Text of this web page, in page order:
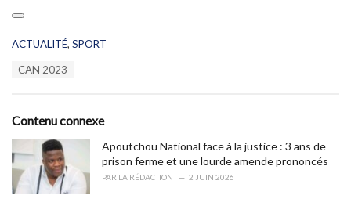
C
o
r
i
e
s
:
ACTUALITÉ, SPORT
:
CAN 2023
Contenu connexe
Apoutchou National face à la justice : 3 ans de
prison ferme et une lourde amende prononcés
PAR LA RÉDACTION 2 JUIN 2026